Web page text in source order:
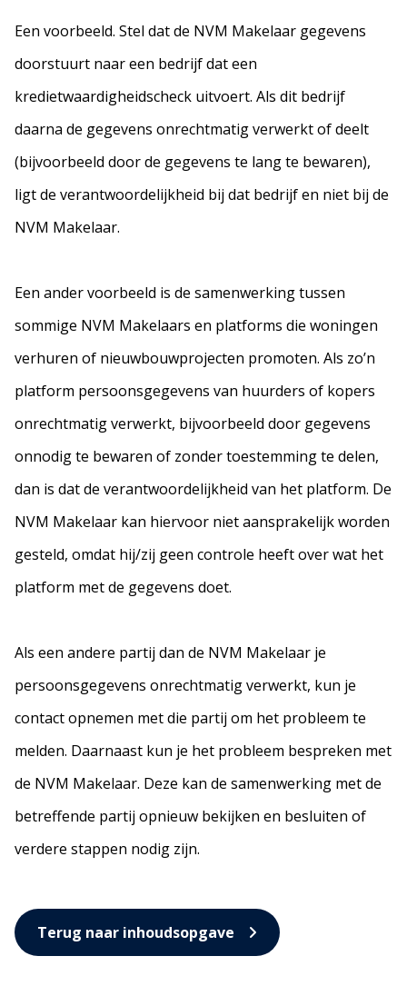
Een voorbeeld. Stel dat de NVM Makelaar gegevens
doorstuurt naar een bedrijf dat een
kredietwaardigheidscheck uitvoert. Als dit bedrijf
daarna de gegevens onrechtmatig verwerkt of deelt
(bijvoorbeeld door de gegevens te lang te bewaren),
ligt de verantwoordelijkheid bij dat bedrijf en niet bij de
NVM Makelaar.
Een ander voorbeeld is de samenwerking tussen
sommige NVM Makelaars en platforms die woningen
verhuren of nieuwbouwprojecten promoten. Als zo’n
platform persoonsgegevens van huurders of kopers
onrechtmatig verwerkt, bijvoorbeeld door gegevens
onnodig te bewaren of zonder toestemming te delen,
dan is dat de verantwoordelijkheid van het platform. De
NVM Makelaar kan hiervoor niet aansprakelijk worden
gesteld, omdat hij/zij geen controle heeft over wat het
platform met de gegevens doet.
Als een andere partij dan de NVM Makelaar je
persoonsgegevens onrechtmatig verwerkt, kun je
contact opnemen met die partij om het probleem te
melden. Daarnaast kun je het probleem bespreken met
de NVM Makelaar. Deze kan de samenwerking met de
betreffende partij opnieuw bekijken en besluiten of
verdere stappen nodig zijn.
Terug naar inhoudsopgave